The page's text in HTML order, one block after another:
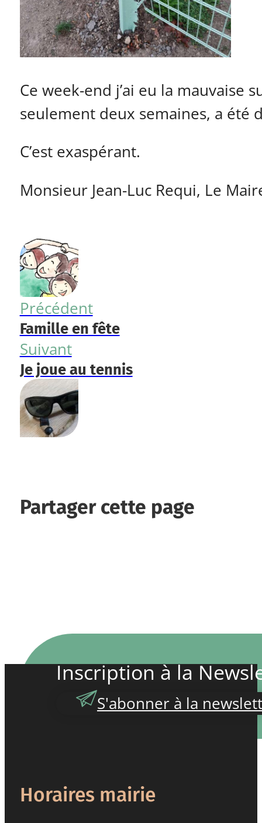
Ce week-end j’ai eu la mauvaise
seulement deux semaines, a été
C’est exaspérant.
Monsieur Jean-Luc Requi, Le
Précédent
Famille en fête
Suivant
Je joue au tennis
Partager cette page
Inscription à la
S'abonner à la
Horaires mairie